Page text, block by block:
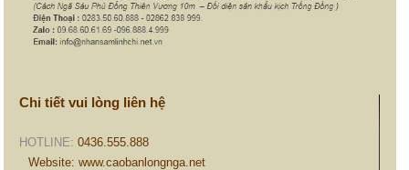
Chi tiết vui lòng liên hệ
HOTLINE: 0436.555.888
Website: www.caobanlongnga.net